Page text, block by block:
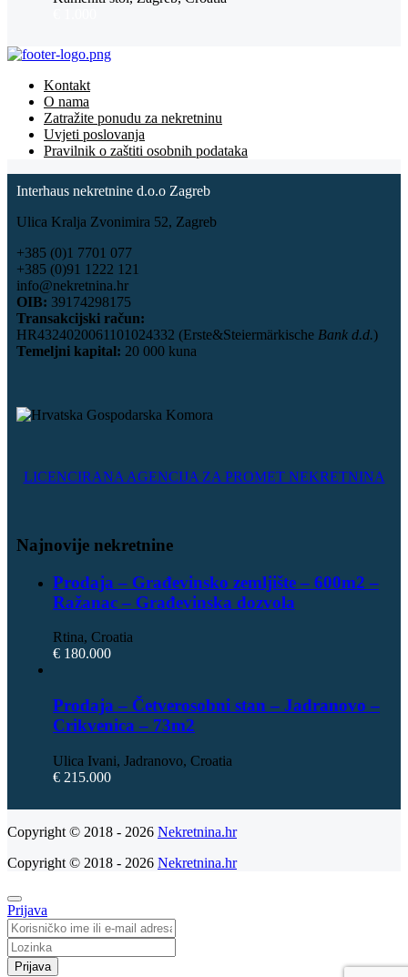
Kontakt
O nama
Zatražite ponudu za nekretninu
Uvjeti poslovanja
Pravilnik o zaštiti osobnih podataka
Interhaus nekretnine d.o.o Zagreb
Ulica Kralja Zvonimira 52, Zagreb
+385 (0)1 7701 077
+385 (0)91 1222 121
info@nekretnina.hr
OIB: 39174298175
Transakcijski račun:
HR4324020061101024332 (Erste&Steiermärkische Bank d.d.)
Temeljni kapital: 20 000 kuna
LICENCIRANA AGENCIJA ZA PROMET NEKRETNINA
Najnovije nekretnine
Prodaja – Građevinsko zemljište – 600m2 –
Ražanac – Građevinska dozvola
Rtina, Croatia
€ 180.000
Prodaja – Četverosobni stan – Jadranovo –
Crikvenica – 73m2
Ulica Ivani, Jadranovo, Croatia
€ 215.000
Copyright © 2018 - 2026 Nekretnina.hr
Copyright © 2018 - 2026 Nekretnina.hr
Prijava
Prijava